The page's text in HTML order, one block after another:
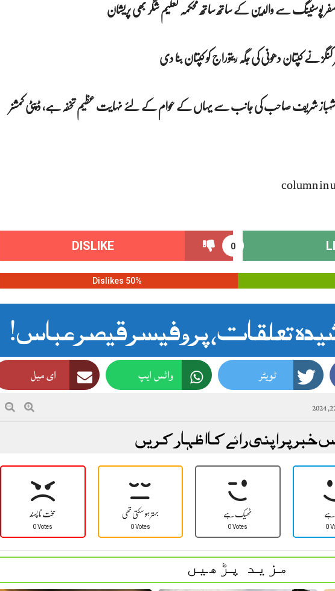
پوسٹینگ سے والدین کے ساتھ ساتھ محکمہ تعلیم شگر بھی پریشان
شہباز شریف صاحب کی جانب سے یہاں کے عوام کے لئے نہایت عظیم تخفہ ہے، ڈپٹی کمشنر
column in
0
DISLIKE
50% Dislikes
تعلقات، پروفیسر قیصر عباس!
ٹویٹر واٹس ایپ ای میل
خبر پر اپنی رائے کا اظہار کریں
سخت نا پسند
0 Votes
بہتر ہو سکتی تھی
0 Votes
ٹھیک ہے
0 Votes
ہے
0
مزید پڑھیں